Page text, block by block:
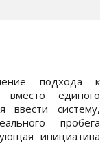
подхода к
вместо единого
ввести систему,
пробега
инициатива